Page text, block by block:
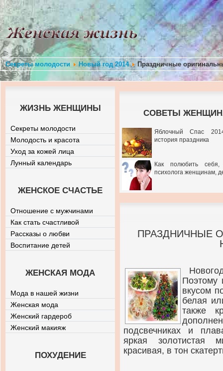
Секреты молодости Новый год 2014 Праздничные
СОВЕТЫ
Яблочный Спас
история праздника
Как полюбить себя,
психолога женщинам,
ПРАЗДНИЧНЫЕ
Поэтому
вкусом
белая
также
подсвечниках и
яркая золотистая
красивая, в тон
ЖИЗНЬ ЖЕНЩИНЫ
Секреты молодости
Молодость и красота
Уход за кожей лица
Лунный календарь
ЖЕНСКОЕ СЧАСТЬЕ
Отношение с мужчинами
Как стать счастливой
Рассказы о любви
Воспитание детей
ЖЕНСКАЯ МОДА
Мода в нашей жизни
Женская мода
Женский гардероб
Женский макияж
ПОХУДЕНИЕ